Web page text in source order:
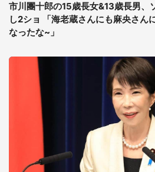
市川團十郎の15歳長女&13歳長男、
し2ショ 「海老蔵さんにも麻央さん
なったな~」